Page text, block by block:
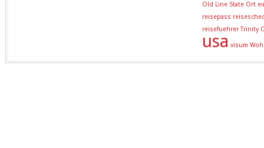
Old Line State Ort
reisepass
reisefuehrer Trinity
usa visum